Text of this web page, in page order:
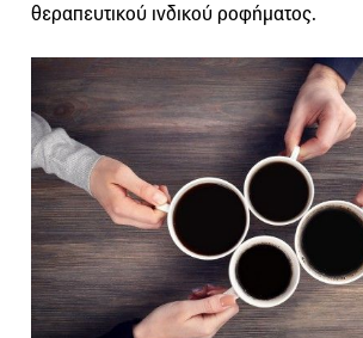
θεραπευτικού ινδικού ροφήματος.